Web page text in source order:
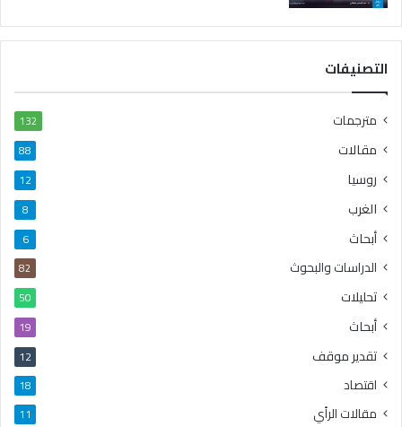
التصنيفات
مترجمات 132
مقالات 88
روسيا 12
الغرب 8
أبحاث 6
الدراسات والبحوث 82
تحليلات 50
أبحاث 19
تقدير موقف 12
اقتصاد 18
مقالات الرأي 11